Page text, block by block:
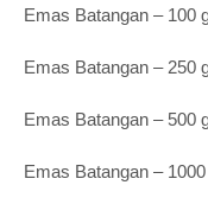
Emas Batangan
Emas Batangan
Emas Batangan
Emas Batangan –